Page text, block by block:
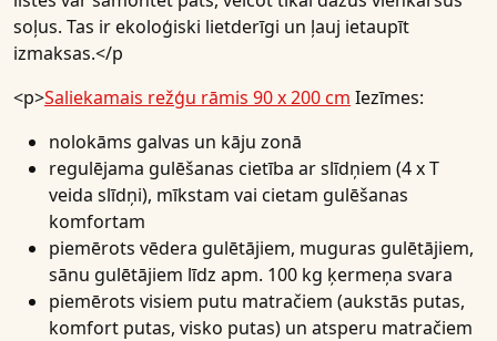
soļus. Tas ir ekoloģiski lietderīgi un ļauj ietaupīt
izmaksas.</p
<p>Saliekamais režģu rāmis 90 x 200 cm Iezīmes:
nolokāms galvas un kāju zonā
regulējama gulēšanas cietība ar slīdņiem (4 x T
veida slīdņi), mīkstam vai cietam gulēšanas
komfortam
piemērots vēdera gulētājiem, muguras gulētājiem,
sānu gulētājiem līdz apm. 100 kg ķermeņa svara
piemērots visiem putu matračiem (aukstās putas,
komfort putas, visko putas) un atsperu matračiem